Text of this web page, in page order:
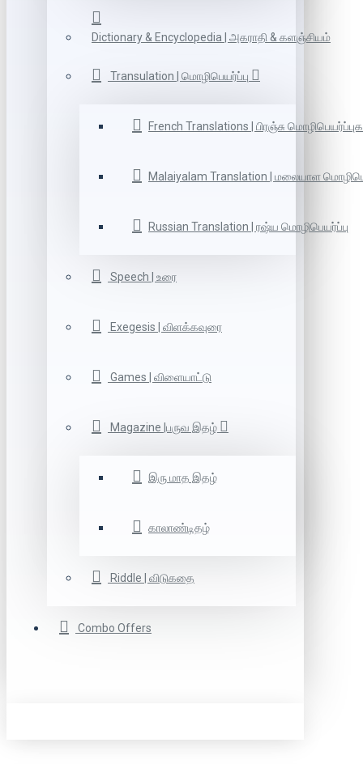
Dictionary & Encyclopedia | அகராதி & களஞ்சியம்
Transulation | மொழிபெயர்ப்பு
French Translations | பிரஞ்சு
Malaiyalam Translation | மலையாள
Russian Translation | ரஷ்ய மொழிபெயர்ப்பு
Speech | உரை
Exegesis | விளக்கவுரை
Games | விளையாட்டு
Magazine |பருவ இதழ்
இரு மாத இதழ்
காலாண்டிதழ்
Riddle | விடுகதை
Combo Offers